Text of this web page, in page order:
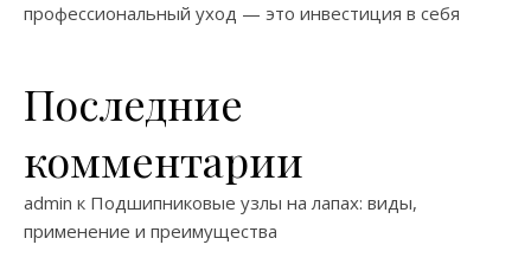
профессиональный уход — это инвестиция в себя
Последние
комментарии
admin к Подшипниковые узлы на лапах: виды,
применение и преимущества